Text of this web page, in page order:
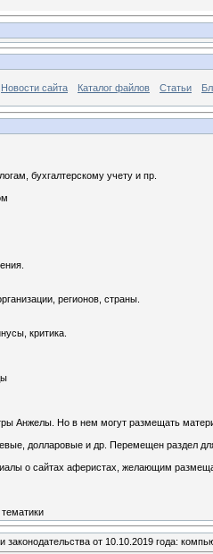
Новости сайта Каталог файлов Статьи
бухгалтерскому учету и пр.
регионов, страны.
критика.
Анжелы. Но в нем могут размещать
долларовые и др. Перемещен раздел
о сайтах аферистах, желающим
законодательства от 10.10.2019 года: